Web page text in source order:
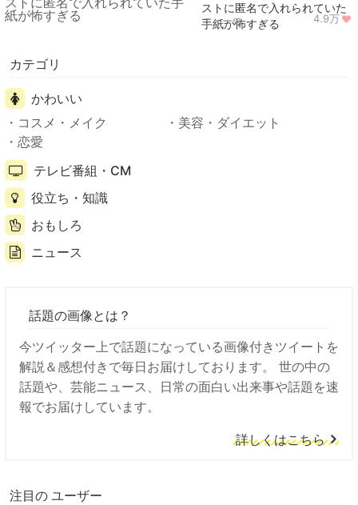
ストに匿名で入れられていた
手紙が怖すぎる
ニュース 4.9万
カテゴリ
かわいい
コスメ・メイク
美容・ダイエット
恋愛
テレビ番組・CM
役立ち・知識
おもしろ
ニュース
話題の画像とは？
今ツイッター上で話題になっている画像付きツイートを
解説＆感想付きで毎日お届けしております。 世の中の
話題や、芸能ニュース、日常の面白い出来事や話題を速
報でお届けしています。
詳しくはこちら
注目の ユーザー